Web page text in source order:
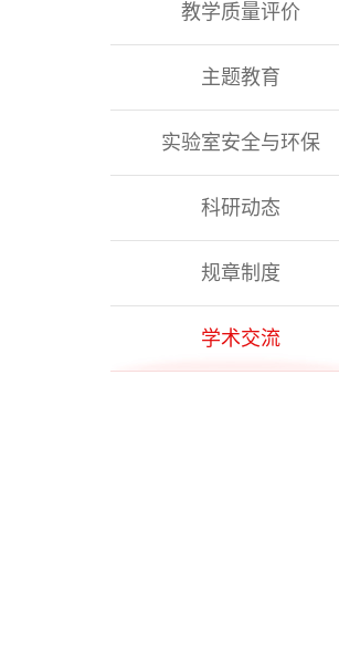
教学质量评价
主题教育
实验室安全与环保
科研动态
规章制度
学术交流